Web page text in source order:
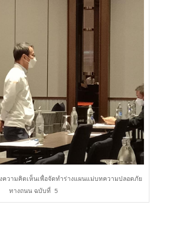
วามคิดเห็นเพื่อจัดทำร่างแผนแม่บทความปลอดภัย
ทางถนน ฉบับที่ 5